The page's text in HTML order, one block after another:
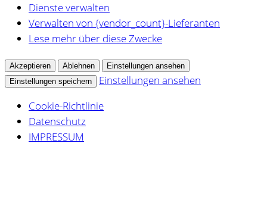
Dienste verwalten
Verwalten von {vendor_count}-Lieferanten
Lese mehr über diese Zwecke
Akzeptieren Ablehnen
Einstellungen ansehen
Einstellungen speichern
Einstellungen ansehen
Cookie-Richtlinie
Datenschutz
IMPRESSUM